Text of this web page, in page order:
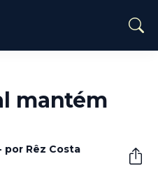
mantém
por Rêz Costa